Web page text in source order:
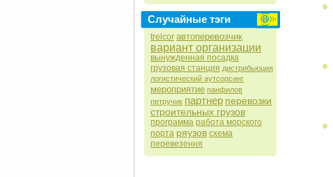
Случайные тэги
trelcor автоперевозчик
вариант организации
вынужденная посадка
грузовая станция дистрибьюция
логистический аутсорсинг
мероприятие панфилов
петручик партнер перевозки
строительных грузов
программа работа морского
порта ряузов схема
перевезення